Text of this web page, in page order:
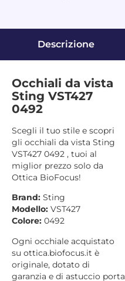
Descrizione
Occhiali da vista
Sting VST427
0492
Scegli il tuo stile e scopri
gli occhiali da vista Sting
VST427 0492 , tuoi al
miglior prezzo solo da
Ottica BioFocus!
Brand: Sting
Modello: VST427
Colore: 0492
Ogni occhiale acquistato
su ottica.biofocus.it è
originale, dotato di
garanzia e di astuccio porta